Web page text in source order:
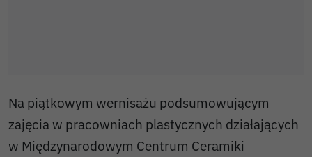
Na piątkowym wernisażu podsumowującym
zajęcia w pracowniach plastycznych działających
w Międzynarodowym Centrum Ceramiki